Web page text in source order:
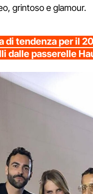
grintoso e glamour.
di tendenza per il
dalle passerelle